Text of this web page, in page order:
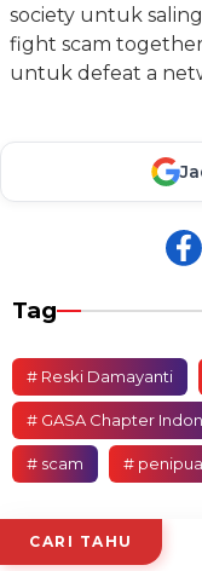
society untuk
fight scam
untuk defeat a
Tag
# Reski Damayanti
# GASA Chapter
# scam #
CARI TAHU